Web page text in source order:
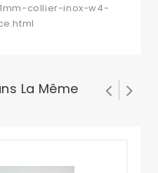
collier-inox-w4-
La Même